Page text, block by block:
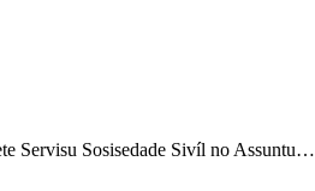
Servisu Sosisedade Sivíl no Assuntu…